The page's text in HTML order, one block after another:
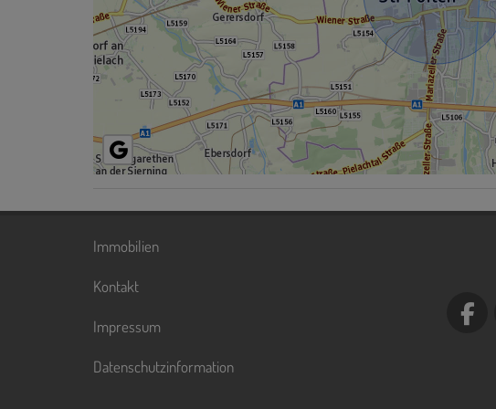
Immobilien
Kontakt
Impressum
Datenschutzinformation